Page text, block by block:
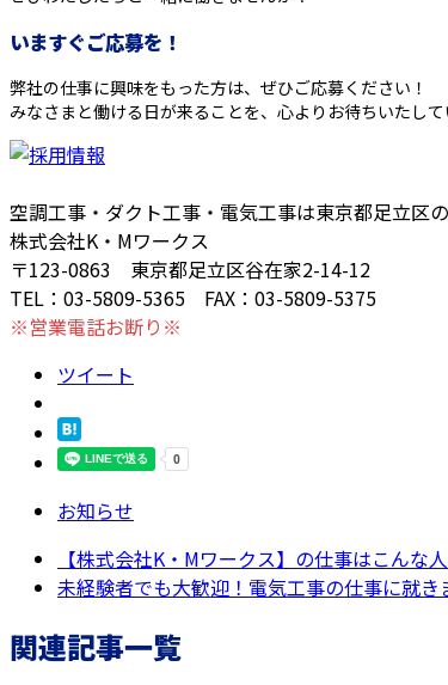
いますぐご応募を！
弊社の仕事に興味をもった方は、ぜひご応募ください！
みなさまと働ける日が来ることを、心よりお待ちいたして
空調工事・ダクト工事・電気工事は東京都足立区
株式会社K・Mワークス
〒123-0863 東京都足立区谷在家2-14-12
TEL：03-5809-5365 FAX：03-5809-5375
※営業電話お断り※
ツイート
お知らせ
【株式会社K・Mワークス】の仕事はこんな
未経験者でも大歓迎！電気工事の仕事に就き
関連記事一覧